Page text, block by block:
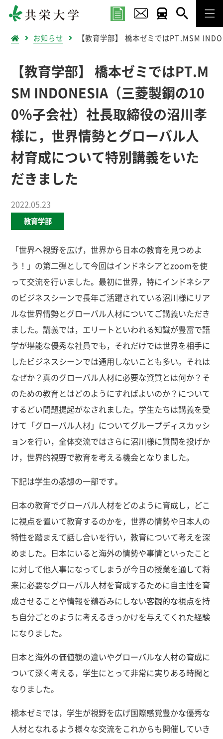
お知らせ 【教育学部】 橋本ゼミではPT.MSM
【教育学部】 橋本ゼミではPT.M
SM INDONESIA（三菱製鋼の10
0％子会社）社長取締役の沼川孝
様に，世界情勢とグローバル人
材育成について特別講義をいた
だきました
2022.05.23
教育学部
「世界へ視野を広げ，世界から日本の教育を見つめよ
う！」の第二弾として今回はインドネシアとzoomを使
って交流を行いました。最初に世界，特にインドネシア
のビジネスシーンで長年ご活躍されている沼川様にリア
ルな世界情勢とグローバル人材についてご講義いただき
ました。講義では，エリートといわれる知識が豊富で語
学が堪能な優秀な社員でも，それだけでは世界を相手に
したビジネスシーンでは通用しないことも多い。それは
なぜか？真のグローバル人材に必要な資質とは何か？そ
のための教育とはどのようにすればよいのか？について
するどい問題提起がなされました。学生たちは講義を受
けて「グローバル人材」についてグループディスカッシ
ョンを行い，全体交流ではさらに沼川様に質問を投げか
け，世界的視野で教育を考える機会となりました。
下記は学生の感想の一部です。
日本の教育でグローバル人材をどのように育成し，どこ
に視点を置いて教育するのかを，世界の情勢や日本人の
特性を踏まえて話し合いを行い，教育について考えを深
めました。日本にいると海外の情勢や事情といったこと
に対して他人事になってしまうが今日の授業を通して将
来に必要なグローバル人材を育成するために自主性を育
成させることや情報を鵜呑みにしない客観的な視点を持
ち自分ごとのように考えるきっかけを与えてくれた経験
になりました。
日本と海外の価値観の違いやグローバルな人材の育成に
ついて深く考える，学生にとって非常に実りある時間と
なりました。
橋本ゼミでは，学生が視野を広げ国際感覚豊かな優秀な
人材となれるよう様々な交流をこれからも開催していき